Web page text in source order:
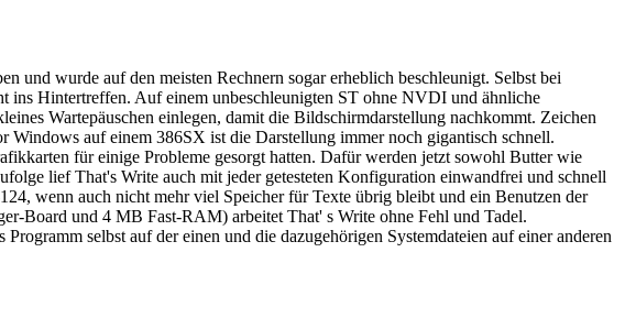
wurde auf den meisten Rechnern sogar erheblich beschleunigt. Selbst bei
ins Hintertreffen. Auf einem unbeschleunigten ST ohne NVDI und ähnliche
Wartepäuschen einlegen, damit die Bildschirmdarstellung nachkommt. Zeichen
Windows auf einem 386SX ist die Darstellung immer noch gigantisch schnell.
für einige Probleme gesorgt hatten. Dafür werden jetzt sowohl Butter wie
lief That's Write auch mit jeder getesteten Konfiguration einwandfrei und schnell
wenn auch nicht mehr viel Speicher für Texte übrig bleibt und ein Benutzen der
Board und 4 MB Fast-RAM) arbeitet That' s Write ohne Fehl und Tadel.
selbst auf der einen und die dazugehörigen Systemdateien auf einer anderen